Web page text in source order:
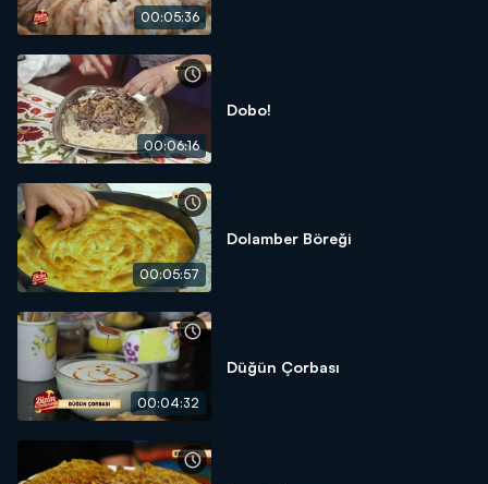
00:05:36
00:06:16
Dobo!
00:05:57
Dolamber Böreği
00:04:32
Düğün Çorbası